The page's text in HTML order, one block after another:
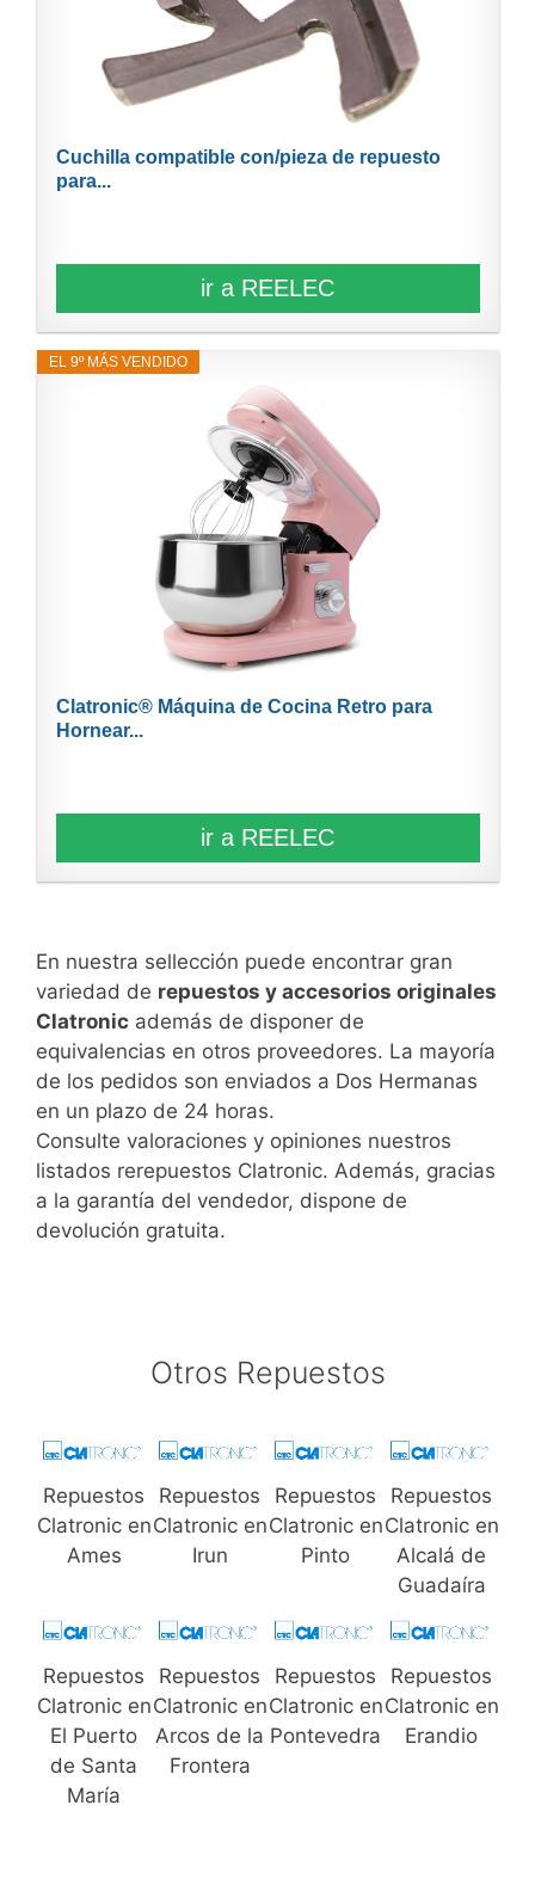
Cuchilla compatible con/pieza de repuesto
para...
ir a REELEC
EL 9º MÁS VENDIDO
Clatronic® Máquina de Cocina Retro para
Hornear...
ir a REELEC
En nuestra sellección puede encontrar gran
variedad de repuestos y accesorios originales
Clatronic además de disponer de
equivalencias en otros proveedores. La mayoría
de los pedidos son enviados a Dos Hermanas
en un plazo de 24 horas.
Consulte valoraciones y opiniones nuestros
listados rerepuestos Clatronic. Además, gracias
a la garantía del vendedor, dispone de
devolución gratuita.
Otros Repuestos
Repuestos
Clatronic en
Ames
Repuestos
Clatronic en
Irun
Repuestos
Clatronic en
Pinto
Repuestos
Clatronic en
Alcalá de
Guadaíra
Repuestos
Clatronic en
El Puerto
de Santa
María
Repuestos
Clatronic en
Arcos de la
Frontera
Repuestos
Clatronic en
Pontevedra
Repuestos
Clatronic en
Erandio